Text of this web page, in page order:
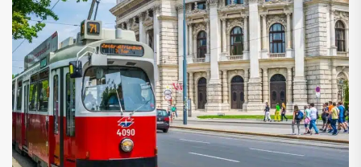
в любом крупном городе […]